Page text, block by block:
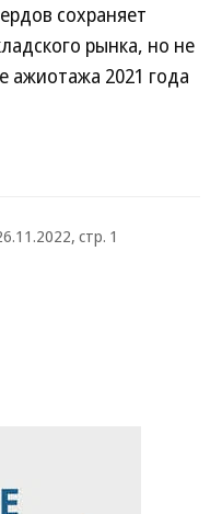
сохраняет
рынка, но не
ажиотажа 2021 года
стр. 1